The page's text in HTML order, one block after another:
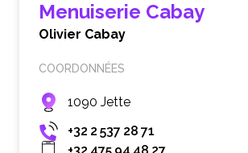
Menuiserie Cabay
Olivier Cabay
COORDONNÉES
1090 Jette
+32 2 537 28 71